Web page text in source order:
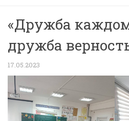
«Дружба
дружба
17.05.2023